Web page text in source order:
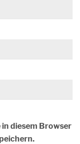
in diesem Browser